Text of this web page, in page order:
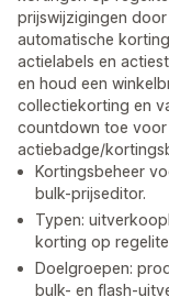
prijswijzigingen
automatische
actielabels en
en houd een
collectiekorting en
countdown toe voor
actiebadge/
Kortingsbeheer
bulk-prijseditor.
Typen:
korting op
Doelgroepen:
bulk- en flash-